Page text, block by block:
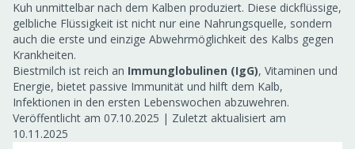
Kuh unmittelbar nach dem Kalben produziert. Diese dickflüssige,
gelbliche Flüssigkeit ist nicht nur eine Nahrungsquelle, sondern
auch die erste und einzige Abwehrmöglichkeit des Kalbs gegen
Krankheiten.
Biestmilch ist reich an Immunglobulinen (IgG), Vitaminen und
Energie, bietet passive Immunität und hilft dem Kalb,
Infektionen in den ersten Lebenswochen abzuwehren.
Veröffentlicht am 07.10.2025 | Zuletzt aktualisiert am
10.11.2025